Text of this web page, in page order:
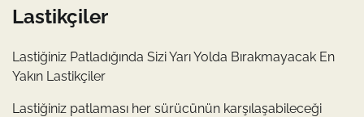
Lastikçiler
Lastiğiniz Patladığında Sizi Yarı Yolda Bırakmayacak En
Yakın Lastikçiler
Lastiğiniz patlaması her sürücünün karşılaşabileceği